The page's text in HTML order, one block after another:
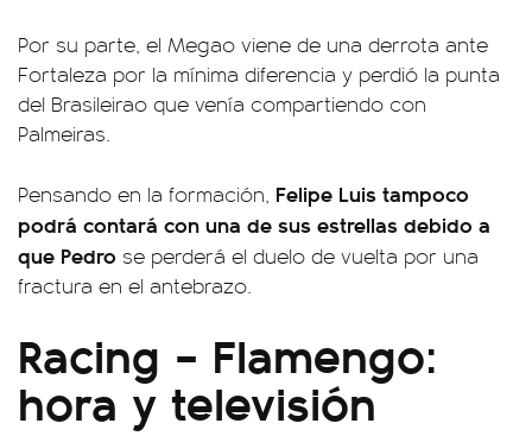
Por su parte, el Megao viene de una derrota ante
Fortaleza por la mínima diferencia y perdió la punta
del Brasileirao que venía compartiendo con
Palmeiras.
Pensando en la formación, Felipe Luis tampoco
podrá contará con una de sus estrellas debido a
que Pedro se perderá el duelo de vuelta por una
fractura en el antebrazo.
Racing – Flamengo:
hora y televisión